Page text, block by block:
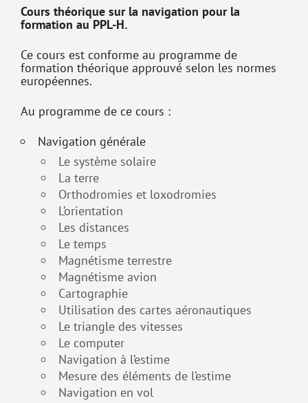
Cours théorique sur la navigation pour la
formation au PPL-H.
Ce cours est conforme au programme de
formation théorique approuvé selon les normes
européennes.
Au programme de ce cours :
Navigation générale
Le système solaire
La terre
Orthodromies et loxodromies
L’orientation
Les distances
Le temps
Magnétisme terrestre
Magnétisme avion
Cartographie
Utilisation des cartes aéronautiques
Le triangle des vitesses
Le computer
Navigation à l’estime
Mesure des éléments de l’estime
Navigation en vol